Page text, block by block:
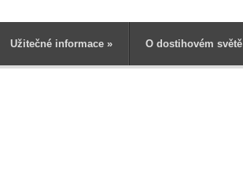
Užitečné informace » O dostihovém světě